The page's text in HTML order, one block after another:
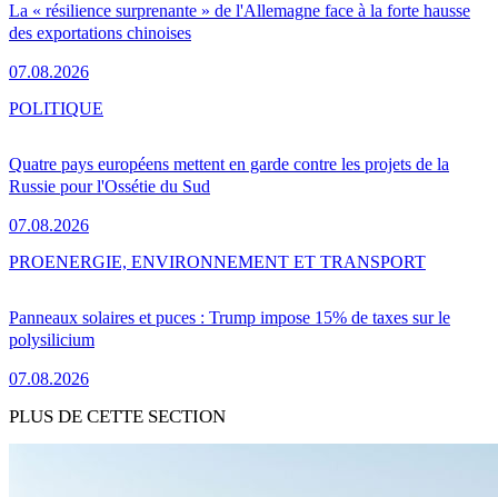
La « résilience surprenante » de l'Allemagne face à la forte hausse
des exportations chinoises
07.08.2026
Quatre pays européens mettent en garde contre les projets de la
Russie pour l'Ossétie du Sud
07.08.2026
POLITIQUE
Panneaux solaires et puces : Trump impose 15% de taxes sur le
polysilicium
07.08.2026
PROENERGIE, ENVIRONNEMENT ET TRANSPORT
PLUS DE CETTE SECTION